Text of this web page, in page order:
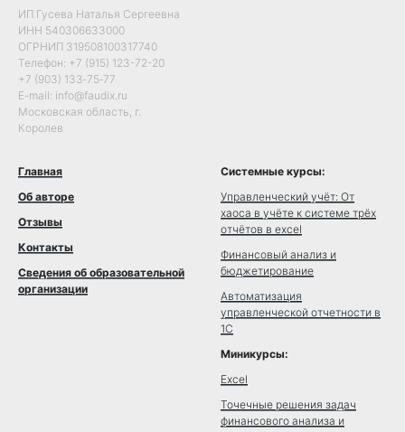
ИП Гусева Наталья Сергеевна
ИНН 540306633000
ОГРНИП 319508100317740
Телефон: +7 (915) 123-72-20
+7 (903) 133‑75‑77
E-mail: info@faudix.ru
Московская область, г.
Королев
Главная
Об авторе
Отзывы
Контакты
Сведения об образовательной
организации
Системные курсы:
Управленческий учёт: От
хаоса в учёте к системе трёх
отчётов в excel
Финансовый анализ и
бюджетирование
Автоматизация
управленческой отчетности в
1С
Миникурсы:
Excel
Точечные решения задач
финансового анализа и